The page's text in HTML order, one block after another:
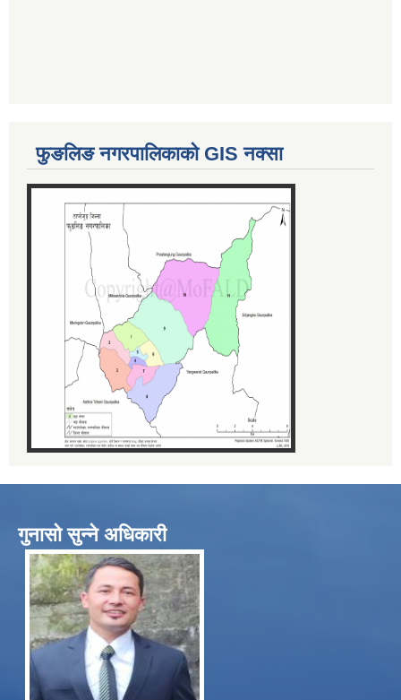
फुङलिङ नगरपालिकाको GIS नक्सा
गुनासो सुन्ने अधिकारी